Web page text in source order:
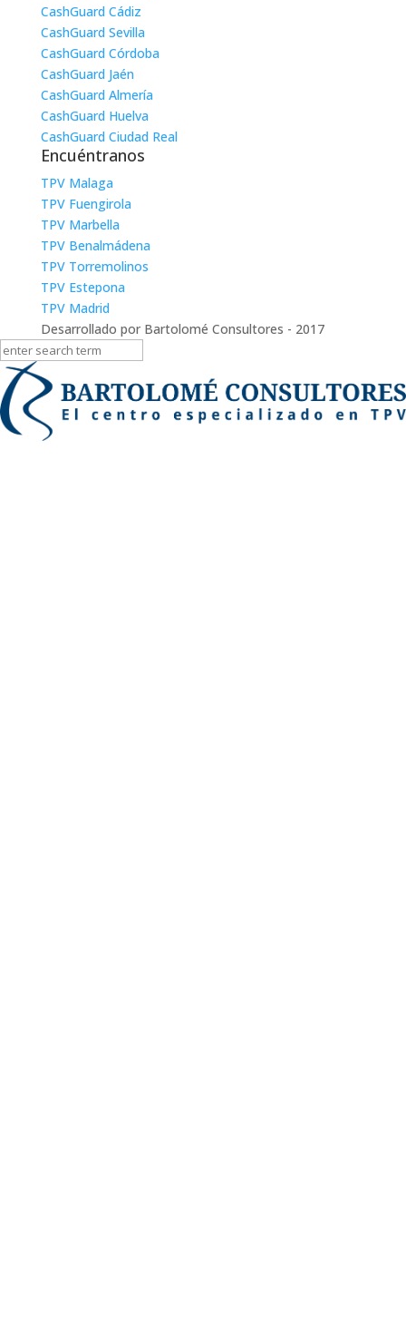
CashGuard Cádiz
CashGuard Sevilla
CashGuard Córdoba
CashGuard Jaén
CashGuard Almería
CashGuard Huelva
CashGuard Ciudad Real
Encuéntranos
TPV Malaga
TPV Fuengirola
TPV Marbella
TPV Benalmádena
TPV Torremolinos
TPV Estepona
TPV Madrid
Desarrollado por Bartolomé Consultores - 2017